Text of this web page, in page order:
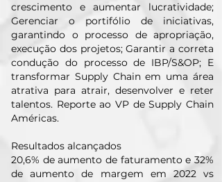
crescimento e aumentar lucratividade;
Gerenciar o portifólio de iniciativas,
garantindo o processo de apropriação,
execução dos projetos; Garantir a correta
condução do processo de IBP/S&OP; E
transformar Supply Chain em uma área
atrativa para atrair, desenvolver e reter
talentos. Reporte ao VP de Supply Chain
Américas.
Resultados alcançados
20,6% de aumento de faturamento e 32%
de aumento de margem em 2022 vs